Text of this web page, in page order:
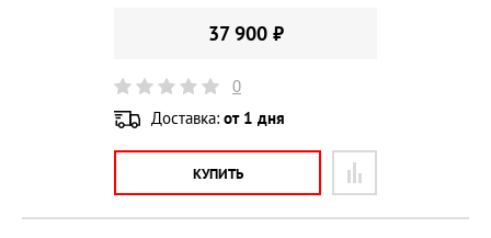
37 900 ₽
0
Доставка: от 1 дня
КУПИТЬ